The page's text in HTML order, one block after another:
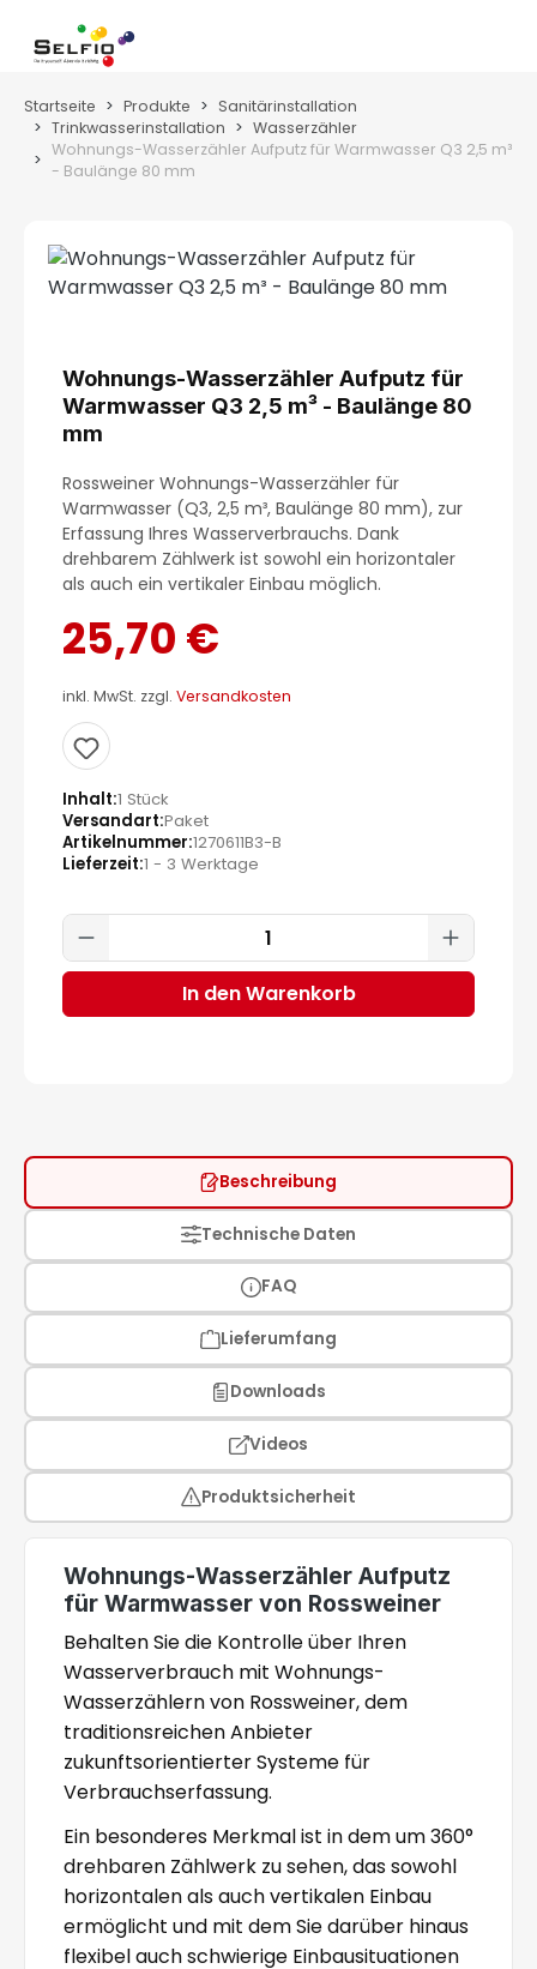
Zum Hauptinhalt springen
Startseite Produkte
Sanitärinstallation
Trinkwasserinstallation
Wasserzähler
Wohnungs-Wasserzähler Aufputz für Warmwasser Q3 2,5 m³
- Baulänge 80 mm
Wohnungs-Wasserzähler Aufputz für
Warmwasser Q3 2,5 m³ - Baulänge 80
mm
Rossweiner Wohnungs-Wasserzähler für
Warmwasser (Q3, 2,5 m³, Baulänge 80 mm), zur
Erfassung Ihres Wasserverbrauchs. Dank
drehbarem Zählwerk ist sowohl ein horizontaler
als auch ein vertikaler Einbau möglich.
25,70 €
inkl. MwSt. zzgl. Versandkosten
Inhalt 1 Stück
Versandart Paket
Artikelnummer 1270611B3-B
Lieferzeit 1 - 3 Werktage
Produkt Anzahl: Gib den
In den Warenkorb
Beschreibung
Technische Daten
FAQ
Lieferumfang
Downloads
Videos
Produktsicherheit
Wohnungs-Wasserzähler Aufputz
für Warmwasser von Rossweiner
Behalten Sie die Kontrolle über Ihren
Wasserverbrauch mit Wohnungs-
Wasserzählern von Rossweiner, dem
traditionsreichen Anbieter
zukunftsorientierter Systeme für
Verbrauchserfassung.
Ein besonderes Merkmal ist in dem um 360°
drehbaren Zählwerk zu sehen, das sowohl
horizontalen als auch vertikalen Einbau
ermöglicht und mit dem Sie darüber hinaus
flexibel auch schwierige Einbausituationen